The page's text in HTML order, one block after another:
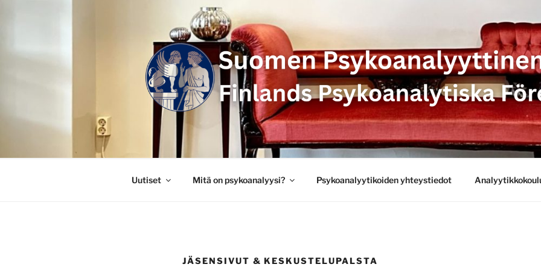
SUOMEN
FINLANDS PSYKOANALYTISKA
Uutiset Mitä on psykoanalyysi? Psykoanalyytikoiden yhteystiedot
JÄSENSIVUT & KESKUSTELUPALSTA